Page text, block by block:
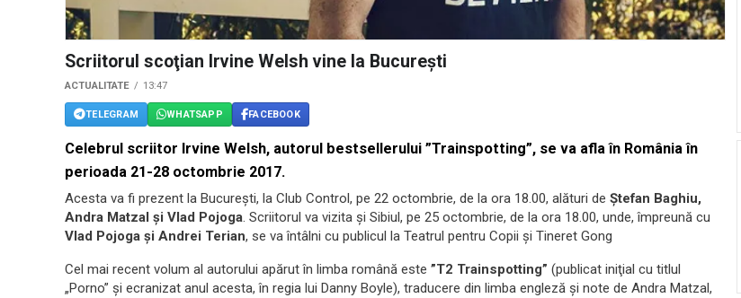
Scriitorul scoţian Irvine Welsh vine la Bucureşti
ACTUALITATE 13:47
TELEGRAM WHATSAPP FACEBOOK
Celebrul scriitor Irvine Welsh, autorul bestsellerului ”Trainspotting”, se va afla în România în
perioada 21-28 octombrie 2017.
Acesta va fi prezent la Bucureşti, la Club Control, pe 22 octombrie, de la ora 18.00, alături de Ştefan Baghiu,
Andra Matzal şi Vlad Pojoga. Scriitorul va vizita şi Sibiul, pe 25 octombrie, de la ora 18.00, unde, împreună cu
Vlad Pojoga şi Andrei Terian, se va întâlni cu publicul la Teatrul pentru Copii şi Tineret Gong
Cel mai recent volum al autorului apărut în limba română este ”T2 Trainspotting” (publicat iniţial cu titlul
„Porno” şi ecranizat anul acesta, în regia lui Danny Boyle), traducere din limba engleză şi note de Andra Matzal,